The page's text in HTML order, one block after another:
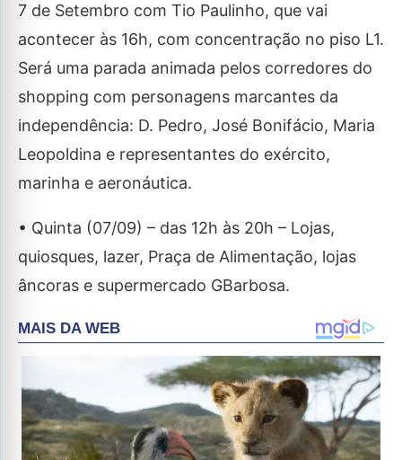
7 de Setembro com Tio Paulinho, que vai
acontecer às 16h, com concentração no piso L1.
Será uma parada animada pelos corredores do
shopping com personagens marcantes da
independência: D. Pedro, José Bonifácio, Maria
Leopoldina e representantes do exército,
marinha e aeronáutica.
• Quinta (07/09) – das 12h às 20h – Lojas,
quiosques, lazer, Praça de Alimentação, lojas
âncoras e supermercado GBarbosa.